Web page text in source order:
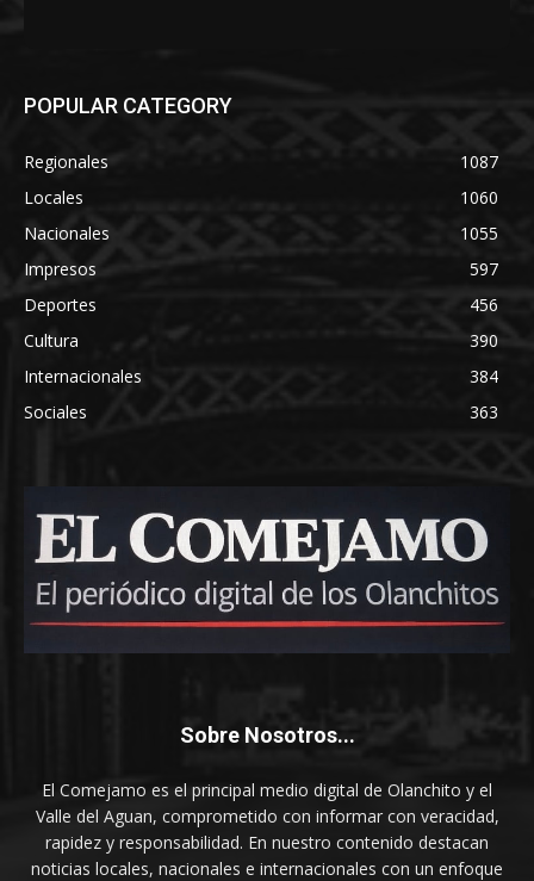
POPULAR CATEGORY
Regionales
1087
Locales
1060
Nacionales
1055
Impresos
597
Deportes
456
Cultura
390
Internacionales
384
Sociales
363
Sobre Nosotros...
El Comejamo es el principal medio digital de Olanchito y el
Valle del Aguan, comprometido con informar con veracidad,
rapidez y responsabilidad. En nuestro contenido destacan
noticias locales, nacionales e internacionales con un enfoque